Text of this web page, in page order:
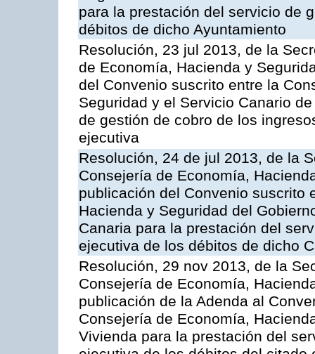
para la prestación del servicio de
débitos de dicho Ayuntamiento
Resolución, 23 jul 2013, de la
de Economía, Hacienda y
del Convenio suscrito entre la
Seguridad y el Servicio Canario
de gestión de cobro de los
ejecutiva
Resolución, 24 de jul 2013, de la
Consejería de Economía,
publicación del Convenio suscrito
Hacienda y Seguridad del
Canaria para la prestación del
ejecutiva de los débitos de dicho
Resolución, 29 nov 2013, de la
Consejería de Economía,
publicación de la Adenda al
Consejería de Economía,
Vivienda para la prestación del